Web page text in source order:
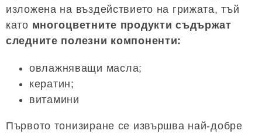
изложена на въздействието на грижата, тъй
като многоцветните продукти съдържат
следните полезни компоненти:
овлажняващи масла;
кератин;
витамини
Първото тонизиране се извършва най-добре